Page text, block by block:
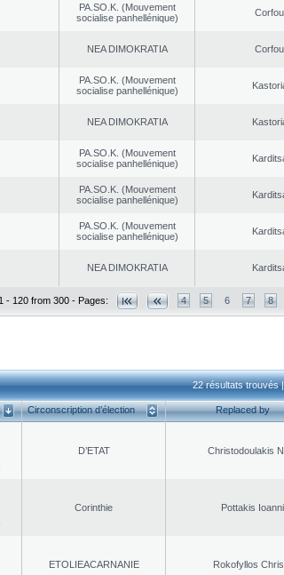
PA.SO.K. (Mouvement
socialise panhellénique)
Corfou
NEA DΙMOKRATIA Corfou
PA.SO.K. (Mouvement
socialise panhellénique)
NEA DΙMOKRATIA
PA.SO.K. (Mouvement
socialise panhellénique)
PA.SO.K. (Mouvement
socialise panhellénique)
PA.SO.K. (Mouvement
socialise panhellénique)
NEA DΙMOKRATIA
- 120 from 300 - Pages: 4 5 6 7 8
22 résultats trouvés
Circonscription d’élection Replaced by
D’ETAT Christodoulakis
Corinthie Pottakis
EΤOLIEACARNANIE Rokofyllos